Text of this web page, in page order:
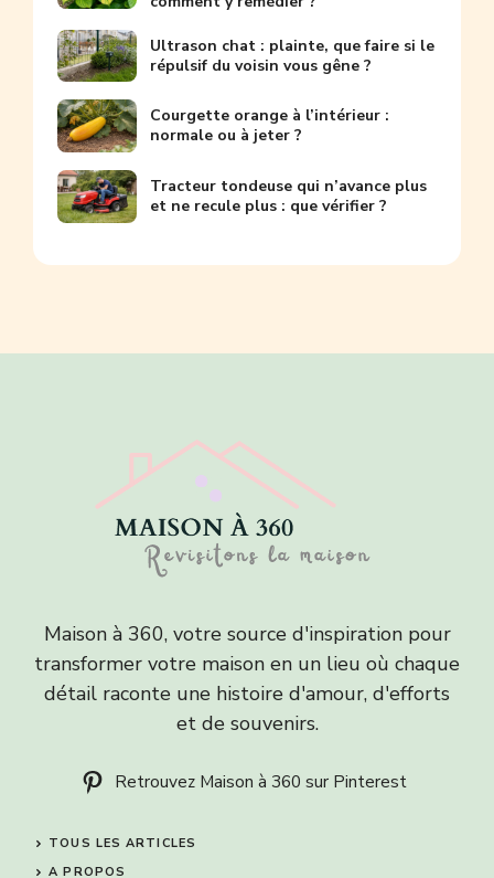
Ultrason chat : plainte, que faire si le
répulsif du voisin vous gêne ?
Courgette orange à l’intérieur :
normale ou à jeter ?
Tracteur tondeuse qui n’avance plus
et ne recule plus : que vérifier ?
Maison à 360, votre source d'inspiration pour
transformer votre maison en un lieu où chaque
détail raconte une histoire d'amour, d'efforts
et de souvenirs.
Retrouvez Maison à 360 sur Pinterest
TOUS LES ARTICLES
A PROPOS